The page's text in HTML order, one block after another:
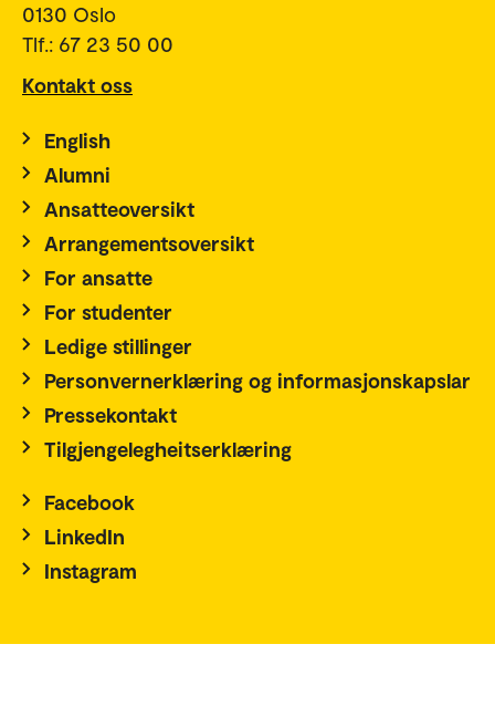
0130 Oslo
Tlf.: 67 23 50 00
Kontakt oss
English
Alumni
Ansatteoversikt
Arrangementsoversikt
For ansatte
For studenter
Ledige stillinger
Personvernerklæring og informasjonskapslar
Pressekontakt
Tilgjengelegheitserklæring
Facebook
LinkedIn
Instagram